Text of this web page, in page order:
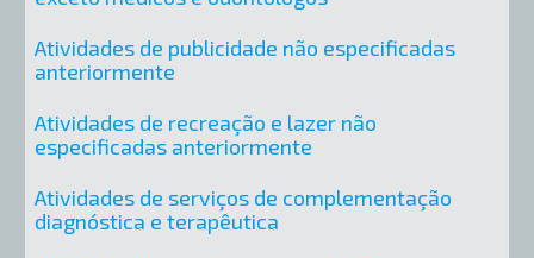
Atividades de publicidade não especificadas
anteriormente
Atividades de recreação e lazer não
especificadas anteriormente
Atividades de serviços de complementação
diagnóstica e terapêutica